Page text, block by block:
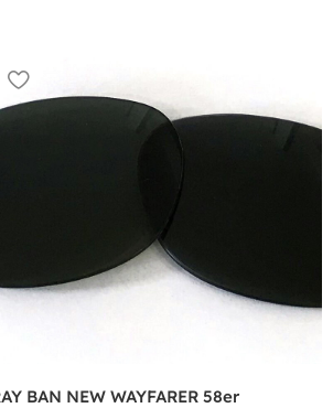
BAN NEW WAYFARER 58er